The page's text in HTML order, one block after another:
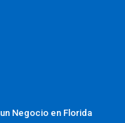
Negocio en Florida